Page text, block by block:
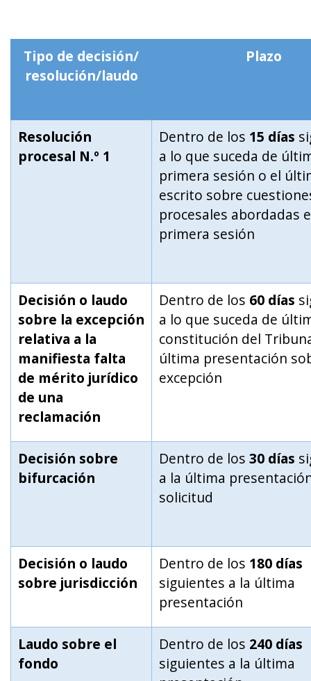
Tipo de decisión/
resolución/laudo
Plazo
Resolución
procesal N.º 1
Dentro de los 15 días
a lo que suceda de
primera sesión o el
escrito sobre
procesales abordadas
primera sesión
Decisión o laudo
sobre la excepción
relativa a la
manifiesta falta
de mérito jurídico
de una
reclamación
Dentro de los 60 días
a lo que suceda de
constitución del
última presentación
excepción
Decisión sobre
bifurcación
Dentro de los 30 días
a la última
solicitud
Decisión o laudo
sobre jurisdicción
Dentro de los 180 días
siguientes a la última
presentación
Laudo sobre el
fondo
Dentro de los 240 días
siguientes a la última